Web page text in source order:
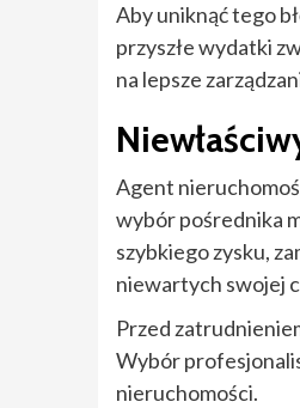
Aby uniknąć tego
przyszłe wydatki
na lepsze
Agent
wybór pośrednika
szybkiego zysku,
niewartych swojej
Przed
Wybór
nieruchomości.